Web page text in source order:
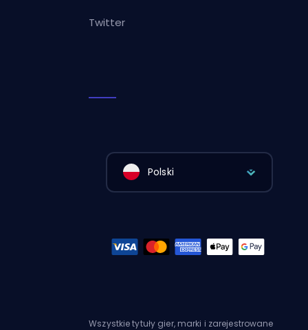
Twitter
Polski
Wszystkie tytuły gier, marki i zarejestrowane